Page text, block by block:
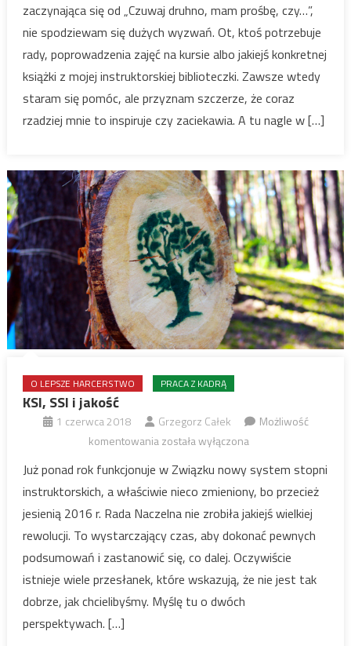
zaczynająca się od „Czuwaj druhno, mam prośbę, czy…”,
nie spodziewam się dużych wyzwań. Ot, ktoś potrzebuje
rady, poprowadzenia zajęć na kursie albo jakiejś konkretnej
książki z mojej instruktorskiej biblioteczki. Zawsze wtedy
staram się pomóc, ale przyznam szczerze, że coraz
rzadziej mnie to inspiruje czy zaciekawia. A tu nagle w […]
O LEPSZE HARCERSTWO PRACA Z KADRĄ
KSI, SSI i jakość
1 czerwca 2018 Grzegorz Całek
Możliwość
komentowaniaKSI,
i
jakość
została wyłączona
Już ponad rok funkcjonuje w Związku nowy system stopni
instruktorskich, a właściwie nieco zmieniony, bo przecież
jesienią 2016 r. Rada Naczelna nie zrobiła jakiejś wielkiej
rewolucji. To wystarczający czas, aby dokonać pewnych
podsumowań i zastanowić się, co dalej. Oczywiście
istnieje wiele przesłanek, które wskazują, że nie jest tak
dobrze, jak chcielibyśmy. Myślę tu o dwóch
perspektywach. […]